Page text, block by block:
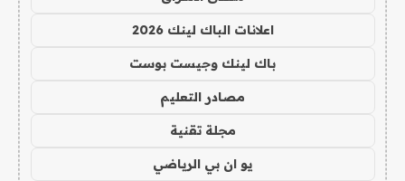
اعلانات الباك لينك 2026
باك لينك وجيست بوست
مصادر التعليم
مجلة تقنية
يو ان بي الرياضي